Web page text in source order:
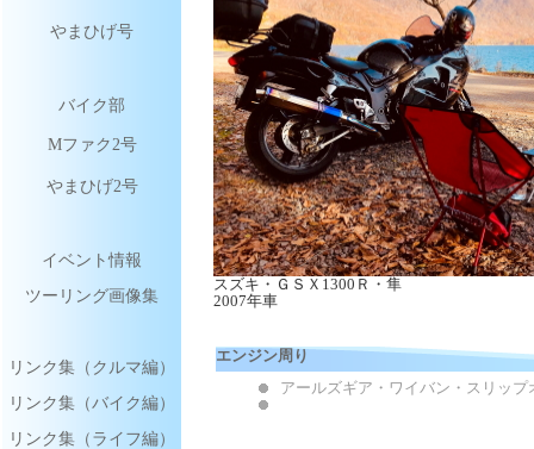
やまひげ号
バイク部
Mファク2号
やまひげ2号
イベント情報
ツーリング画像集
リンク集（クルマ編）
リンク集（バイク編）
リンク集（ライフ編）
スズキ・ＧＳＸ1300Ｒ・隼
2007年車
エンジン周り
アールズギア・ワイバン・スリップ